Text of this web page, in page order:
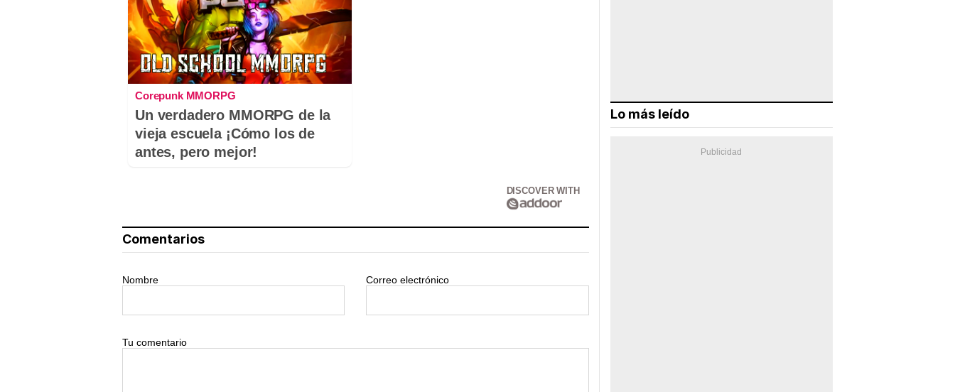
Corepunk MMORPG
Un verdadero MMORPG de la
vieja escuela ¡Cómo los de
antes, pero mejor!
DISCOVER WITH
Comentarios
Nombre Correo electrónico
Tu comentario
Lo más leído